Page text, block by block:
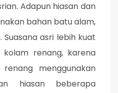
Adapun hiasan dan
bahan batu alam,
asri lebih kuat
renang, karena
menggunakan
hiasan beberapa